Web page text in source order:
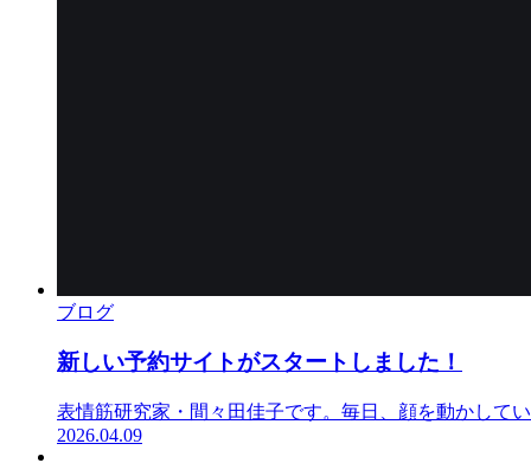
ブログ
新しい予約サイトがスタートしました！
表情筋研究家・間々田佳子です。毎日、顔を動かして
2026.04.09